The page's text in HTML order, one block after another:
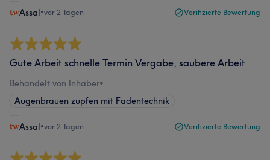
Assal•vor 2 Tagen Verifizierte Bewertung
Gute Arbeit schnelle Termin Vergabe, saubere Arbeit
Behandelt von Inhaber•
Augenbrauen zupfen mit Fadentechnik
Assal•vor 2 Tagen Verifizierte Bewertung